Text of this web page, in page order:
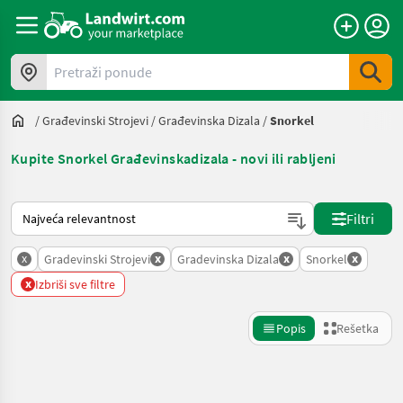
Pretraži ponude
/Građevinski Strojevi /Građevinska Dizala /Snorkel
Kupite Snorkel Građevinskadizala - novi ili rabljeni
Tako se sortira na Landwirt.com
Filtri
x Gradevinski Strojevi x Gradevinska Dizala x Snorkel x
x Izbriši sve filtre
Popis Rešetka